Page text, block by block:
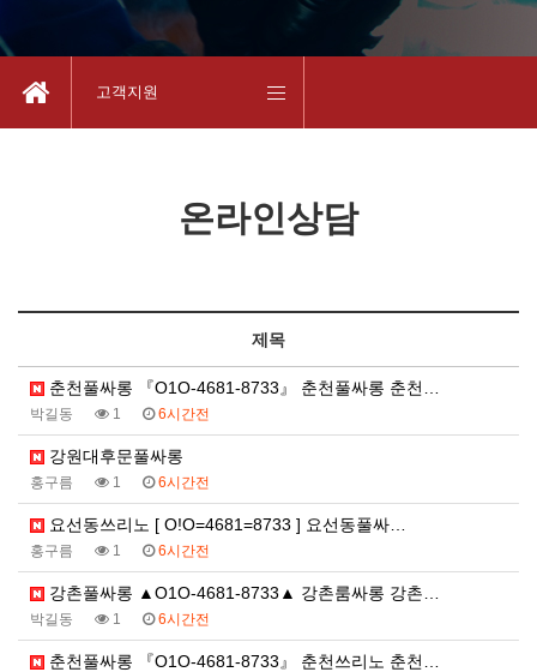
고객지원
온라인상담
제목
춘천풀싸롱 『O1O-4681-8733』 춘천풀싸롱 춘천…
박길동 1 6시간전
강원대후문풀싸롱
홍구름 1 6시간전
요선동쓰리노 [ O!O=4681=8733 ] 요선동풀싸…
홍구름 1 6시간전
강촌풀싸롱 ▲O1O-4681-8733▲ 강촌룸싸롱 강촌…
박길동 1 6시간전
춘천풀싸롱 『O1O-4681-8733』 춘천쓰리노 춘천…